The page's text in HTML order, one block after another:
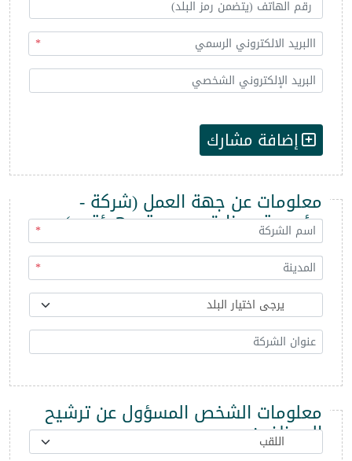
*
إضافة مشارك
معلومات عن جهة العمل (شركة -
مؤسسة - وزارة - مديرية - هيئة ...)
*
*
معلومات الشخص المسؤول عن ترشيح
الموظفين